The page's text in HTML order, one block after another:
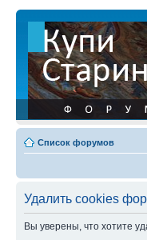
Список форумов
Удалить cookies
Вы уверены, что хотите